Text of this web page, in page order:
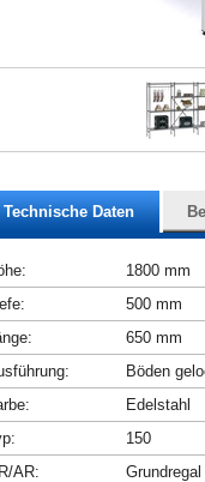
Technische Daten
1800 mm
500 mm
650 mm
Böden
Edelstahl
150
AR:
Grundregal